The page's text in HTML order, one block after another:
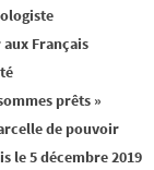
Français
prêts »
de pouvoir
le 5 décembre 2019